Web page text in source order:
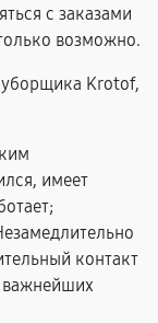
с заказами
возможно.
Krotof,
имеет
контакт
важнейших